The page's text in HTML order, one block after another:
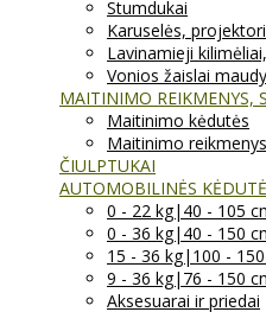
Stumdukai
Karuselės,
Lavinamieji
Vonios žaislai
MAITINIMO REIKMENYS,
Maitinimo kėdutės
Maitinimo
ČIULPTUKAI
AUTOMOBILINĖS
0 - 22 kg|40 - 105
0 - 36 kg|40 - 150
15 - 36 kg|100 -
9 - 36 kg|76 - 150
Aksesuarai ir priedai